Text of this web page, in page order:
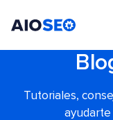
Tutoriales,